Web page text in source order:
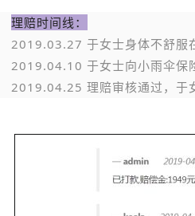
理赔时间线：
2019.03.27 于女士身体不舒服
2019.04.10 于女士向小雨伞保
2019.04.25 理赔审核通过，于